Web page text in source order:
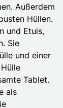
Außerdem
Hüllen.
und Etuis,
Sie
und einer
Tablet.
als